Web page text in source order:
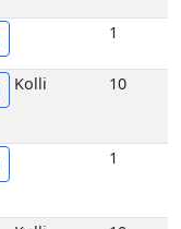
1
1
Kolli 10